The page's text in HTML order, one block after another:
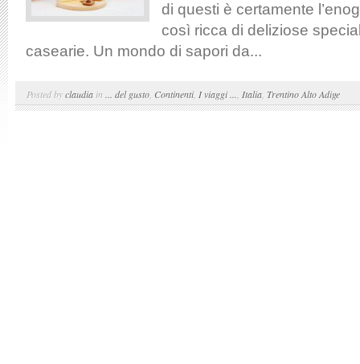
di questi è certamente
così ricca di deliziose
casearie. Un mondo di sapori da...
Posted byclaudia in ... del gusto Continenti, I viaggi ... Italia Trentino Alto Adige